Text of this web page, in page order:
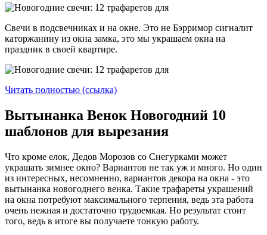
Свечи в подсвечниках и на окне. Это не Бэрримор сигналит
каторжанину из окна замка, это мы украшаем окна на
праздник в своей квартире.
Читать полностью (ссылка)
Вытынанка Венок Новогодний 10
шаблонов для вырезания
Что кроме елок, Дедов Морозов со Снегурками может
украшать зимнее окно? Вариантов не так уж и много. Но один
из интересных, несомненно, вариантов декора на окна - это
вытынанка новогоднего венка. Такие трафареты украшений
на окна потребуют максимального терпения, ведь эта работа
очень нежная и достаточно трудоемкая. Но результат стоит
того, ведь в итоге вы получаете тонкую работу.